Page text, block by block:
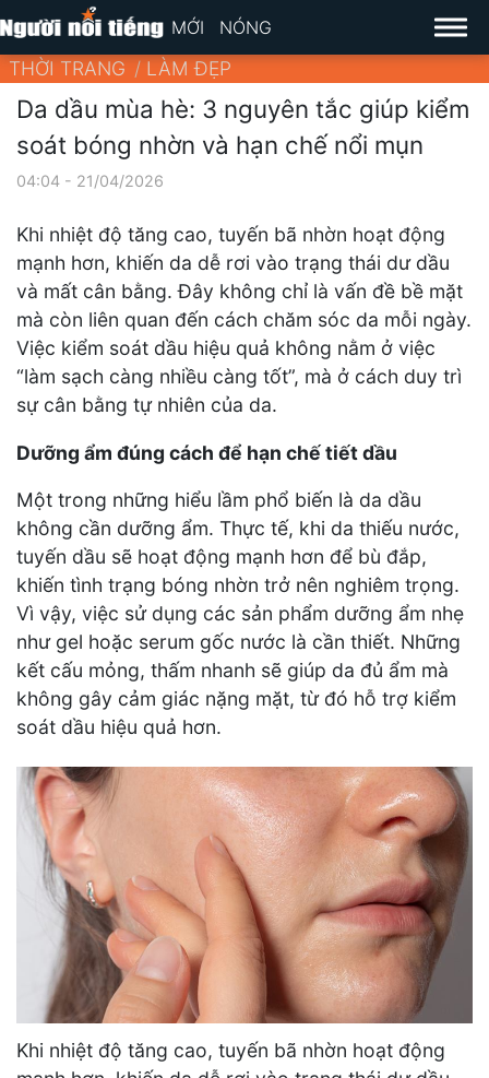
MỚI NÓNG
THỜI TRANG LÀM ĐẸP
Da dầu mùa hè: 3 nguyên tắc giúp kiểm
soát bóng nhờn và hạn chế nổi mụn
04:04 - 21/04/2026
Khi nhiệt độ tăng cao, tuyến bã nhờn hoạt động
mạnh hơn, khiến da dễ rơi vào trạng thái dư dầu
và mất cân bằng. Đây không chỉ là vấn đề bề mặt
mà còn liên quan đến cách chăm sóc da mỗi ngày.
Việc kiểm soát dầu hiệu quả không nằm ở việc
“làm sạch càng nhiều càng tốt”, mà ở cách duy trì
sự cân bằng tự nhiên của da.
Dưỡng ẩm đúng cách để hạn chế tiết dầu
Một trong những hiểu lầm phổ biến là da dầu
không cần dưỡng ẩm. Thực tế, khi da thiếu nước,
tuyến dầu sẽ hoạt động mạnh hơn để bù đắp,
khiến tình trạng bóng nhờn trở nên nghiêm trọng.
Vì vậy, việc sử dụng các sản phẩm dưỡng ẩm nhẹ
như gel hoặc serum gốc nước là cần thiết. Những
kết cấu mỏng, thấm nhanh sẽ giúp da đủ ẩm mà
không gây cảm giác nặng mặt, từ đó hỗ trợ kiểm
soát dầu hiệu quả hơn.
Khi nhiệt độ tăng cao, tuyến bã nhờn hoạt động